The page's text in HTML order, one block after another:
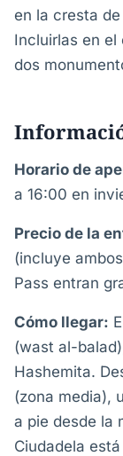
en la cresta
Incluirlas en
dos
Horario de
a 16:00 en
Precio de la
(incluye
Pass entran
Cómo llegar:
(wast al-
Hashemita.
(zona media),
a pie desde la
Ciudadela